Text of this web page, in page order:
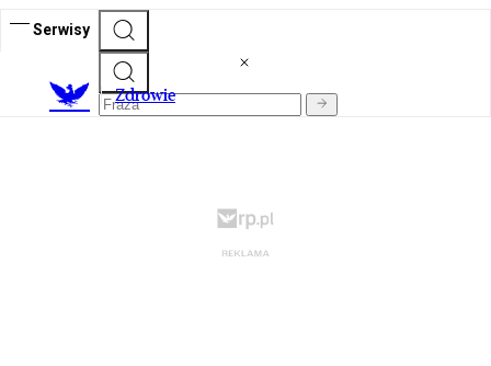
Serwisy
Zdrowie